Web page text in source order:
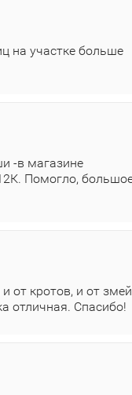
на участке больше
-в магазине
Помогло,
от кротов, и от
отличная. Спасибо!